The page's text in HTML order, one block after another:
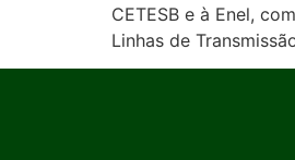
CETESB e à Enel,
Linhas de